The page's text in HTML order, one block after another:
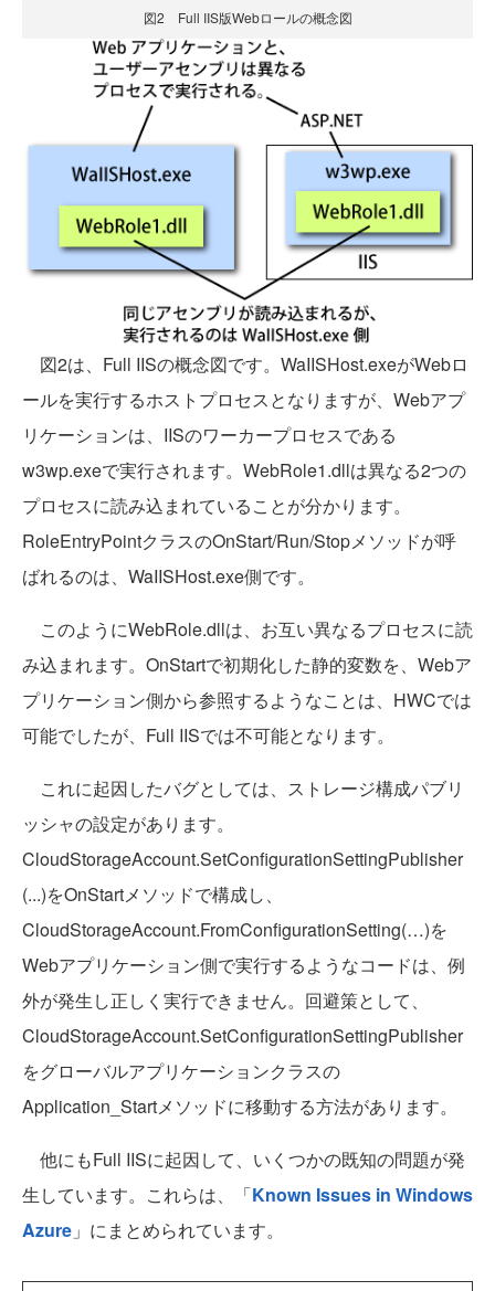
図2 Full IIS版Webロールの概念図
図2は、Full IISの概念図です。WaIISHost.exeがWebロ
ールを実行するホストプロセスとなりますが、Webアプ
リケーションは、IISのワーカープロセスである
w3wp.exeで実行されます。WebRole1.dllは異なる2つの
プロセスに読み込まれていることが分かります。
RoleEntryPointクラスのOnStart/Run/Stopメソッドが呼
ばれるのは、WaIISHost.exe側です。
このようにWebRole.dllは、お互い異なるプロセスに読
み込まれます。OnStartで初期化した静的変数を、Webア
プリケーション側から参照するようなことは、HWCでは
可能でしたが、Full IISでは不可能となります。
これに起因したバグとしては、ストレージ構成パブリ
ッシャの設定があります。
CloudStorageAccount.SetConfigurationSettingPublisher
(...)をOnStartメソッドで構成し、
CloudStorageAccount.FromConfigurationSetting(…)を
Webアプリケーション側で実行するようなコードは、例
外が発生し正しく実行できません。回避策として、
CloudStorageAccount.SetConfigurationSettingPublisher
をグローバルアプリケーションクラスの
Application_Startメソッドに移動する方法があります。
他にもFull IISに起因して、いくつかの既知の問題が発
生しています。これらは、「Known Issues in Windows
Azure 」にまとめられています。